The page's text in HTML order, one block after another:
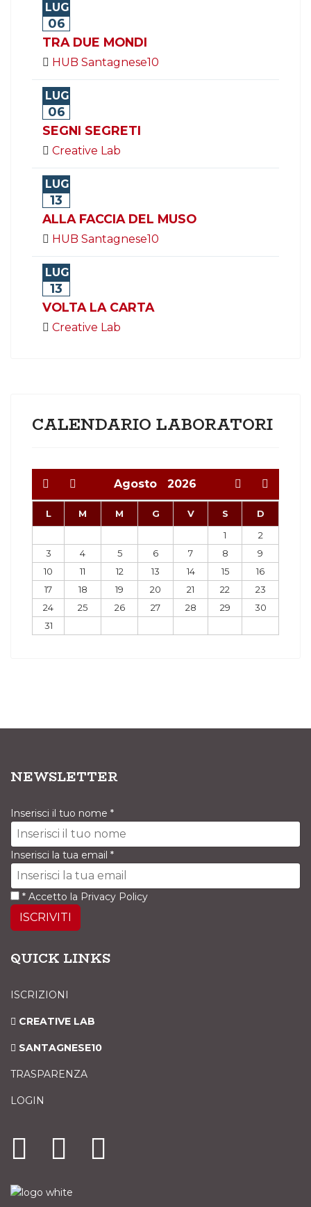
LUG
06
TRA DUE MONDI
HUB Santagnese10
LUG
06
SEGNI SEGRETI
Creative Lab
LUG
13
ALLA FACCIA DEL MUSO
HUB Santagnese10
LUG
13
VOLTA LA CARTA
Creative Lab
CALENDARIO LABORATORI
Agosto 2026
L M M G V S
D
1
2
3
4 5 6 7 8
9
10
11 12 13 14 15
16
17
18 19 20 21 22
23
24
25 26 27 28 29
30
31
NEWSLETTER
Inserisci il tuo nome *
Inserisci la tua email *
* Accetto la Privacy Policy
ISCRIVITI
QUICK LINKS
ISCRIZIONI
CREATIVE LAB
SANTAGNESE10
TRASPARENZA
LOGIN